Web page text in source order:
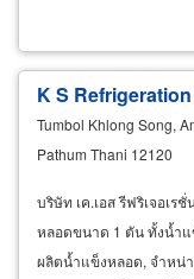
K S
Tumbol Khlong Song,
Pathum Thani 12120
บริษัท เค.เอส รีฟริเจอเร
หลอดขนาด 1 ตัน ทั้งน้ำแ
ผลิตน้ำแข็งหลอด, จำหน่